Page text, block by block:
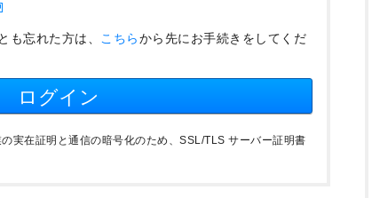
も忘れた方は、 こちらから先にお手続きをしてくだ
ログイン
実在証明と通信の暗号化のため、SSL/TLS サーバー証明書